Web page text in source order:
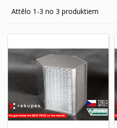
Attēlo 1-3 no 3 produktiem